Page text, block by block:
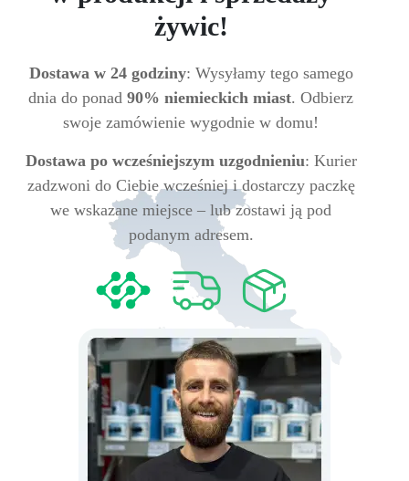
żywic!
Dostawa w 24 godziny: Wysyłamy tego samego
dnia do ponad 90% niemieckich miast. Odbierz
swoje zamówienie wygodnie w domu!
Dostawa po wcześniejszym uzgodnieniu: Kurier
zadzwoni do Ciebie wcześniej i dostarczy paczkę
we wskazane miejsce – lub zostawi ją pod
podanym adresem.